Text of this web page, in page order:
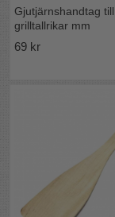
Gjutjärnshandtag till
grilltallrikar mm
69 kr